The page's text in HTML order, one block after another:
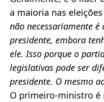
a maioria nas
não necessariamente é
presidente, embora
ele. Isso porque o
legislativas pode ser
presidente. O mesmo
O primeiro-ministro é